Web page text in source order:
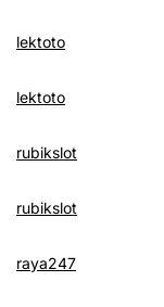
lektoto
lektoto
rubikslot
rubikslot
raya247